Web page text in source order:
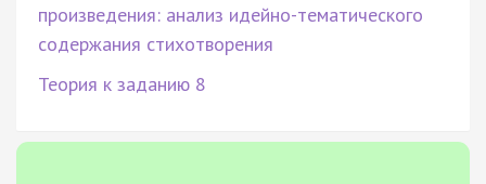
произведения: анализ идейно-тематического
содержания стихотворения
Теория к заданию 8